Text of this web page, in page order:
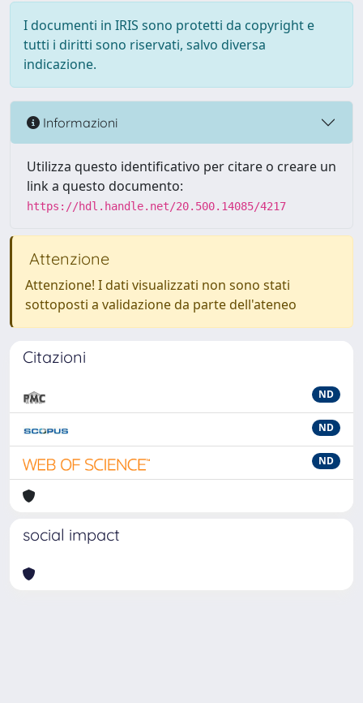
I documenti in IRIS sono protetti da copyright e
tutti i diritti sono riservati, salvo diversa
indicazione.
Informazioni
Utilizza questo identificativo per citare o creare un
link a questo documento:
https://hdl.handle.net/20.500.14085/4217
Attenzione
Attenzione! I dati visualizzati non sono stati
sottoposti a validazione da parte dell'ateneo
Citazioni
ND
ND
ND
social impact